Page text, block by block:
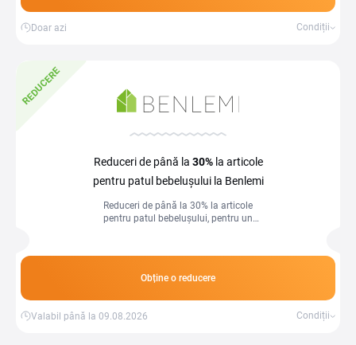
Doar azi Condiții
REDUCERE
Reduceri de până la 30%la articole
pentru patul bebelușului la Benlemi
Reduceri de până la 30% la articole
pentru patul bebelușului, pentru un
Obține o reducere
Valabil până la 09.08.2026 Condiții